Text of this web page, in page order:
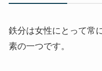
鉄分は女性にとって常
素の一つです。